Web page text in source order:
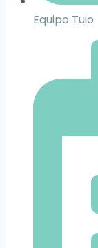
Equipo Tuio